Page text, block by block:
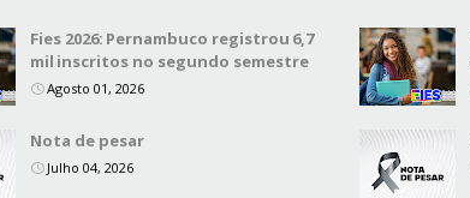
Fies 2026: Pernambuco registrou 6,7
mil inscritos no segundo semestre
Agosto 01, 2026
Nota de pesar
Julho 04, 2026